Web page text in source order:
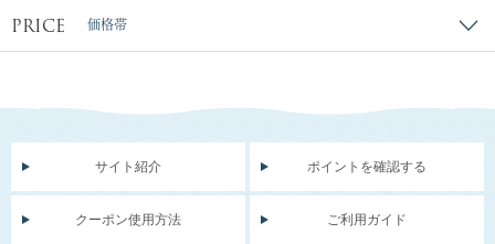
PRICE 価格帯
サイト紹介 ポイントを確認する
クーポン使用方法 ご利用ガイド